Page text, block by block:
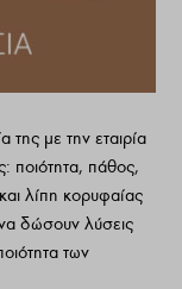
με την εταιρία
ποιότητα, πάθος,
λίπη κορυφαίας
δώσουν λύσεις
των